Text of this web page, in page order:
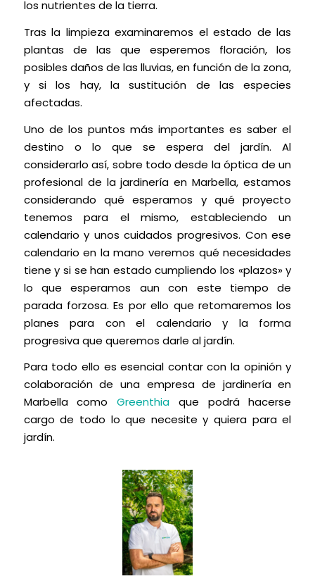
los nutrientes de la tierra.
Tras la limpieza examinaremos el estado de las
plantas de las que esperemos floración, los
posibles daños de las lluvias, en función de la zona,
y si los hay, la sustitución de las especies
afectadas.
Uno de los puntos más importantes es saber el
destino o lo que se espera del jardín. Al
considerarlo así, sobre todo desde la óptica de un
profesional de la jardinería en Marbella, estamos
considerando qué esperamos y qué proyecto
tenemos para el mismo, estableciendo un
calendario y unos cuidados progresivos. Con ese
calendario en la mano veremos qué necesidades
tiene y si se han estado cumpliendo los «plazos» y
lo que esperamos aun con este tiempo de
parada forzosa. Es por ello que retomaremos los
planes para con el calendario y la forma
progresiva que queremos darle al jardín.
Para todo ello es esencial contar con la opinión y
colaboración de una empresa de jardinería en
Marbella comoGreenthia que podrá hacerse
cargo de todo lo que necesite y quiera para el
jardín.